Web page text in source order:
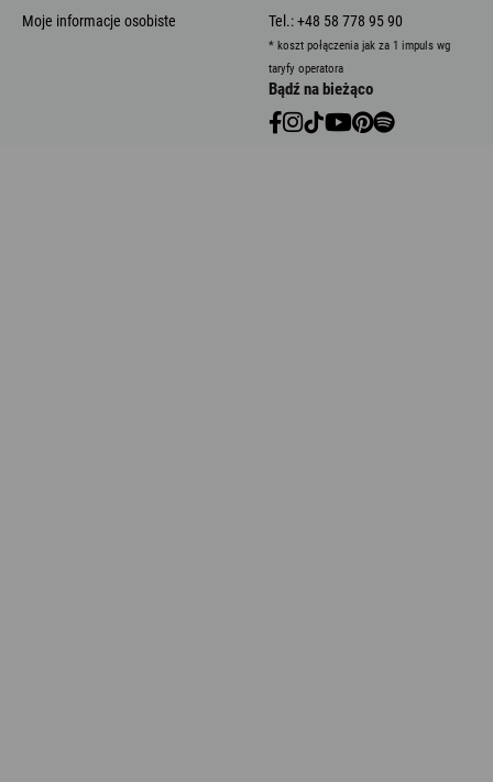
Moje informacje osobiste
Tel.: +48 58 778 95 90
* koszt połączenia jak za 1 impuls wg
taryfy operatora
Bądź na bieżąco